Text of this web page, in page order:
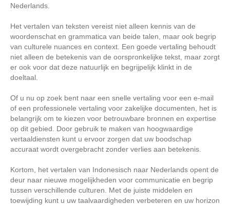
Nederlands.
Het vertalen van teksten vereist niet alleen kennis van de
woordenschat en grammatica van beide talen, maar ook begrip
van culturele nuances en context. Een goede vertaling behoudt
niet alleen de betekenis van de oorspronkelijke tekst, maar zorgt
er ook voor dat deze natuurlijk en begrijpelijk klinkt in de
doeltaal.
Of u nu op zoek bent naar een snelle vertaling voor een e-mail
of een professionele vertaling voor zakelijke documenten, het is
belangrijk om te kiezen voor betrouwbare bronnen en expertise
op dit gebied. Door gebruik te maken van hoogwaardige
vertaaldiensten kunt u ervoor zorgen dat uw boodschap
accuraat wordt overgebracht zonder verlies aan betekenis.
Kortom, het vertalen van Indonesisch naar Nederlands opent de
deur naar nieuwe mogelijkheden voor communicatie en begrip
tussen verschillende culturen. Met de juiste middelen en
toewijding kunt u uw taalvaardigheden verbeteren en uw horizon